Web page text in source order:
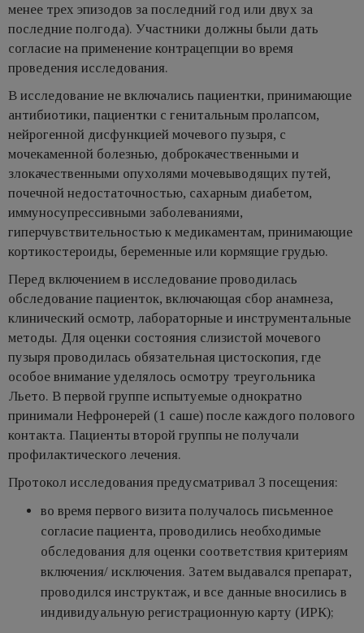
менее трех эпизодов за последний год или двух за
последние полгода). Участники должны были дать
согласие на применение контрацепции во время
проведения исследования.
В исследование не включались пациентки, принимающие
антибиотики, пациентки с генитальным пролапсом,
нейрогенной дисфункцией мочевого пузыря, с
мочекаменной болезнью, доброкачественными и
злокачественными опухолями мочевыводящих путей,
почечной недостаточностью, сахарным диабетом,
иммуносупрессивными заболеваниями,
гиперчувствительностью к медикаментам, принимающие
кортикостероиды, беременные или кормящие грудью.
Перед включением в исследование проводилась
обследование пациенток, включающая сбор анамнеза,
клинический осмотр, лабораторные и инструментальные
методы. Для оценки состояния слизистой мочевого
пузыря проводилась обязательная цистоскопия, где
особое внимание уделялось осмотру треугольника
Льето. В первой группе испытуемые однократно
принимали Нефронерей (1 саше) после каждого полового
контакта. Пациенты второй группы не получали
профилактического лечения.
Протокол исследования предусматривал 3 посещения:
во время первого визита получалось письменное
согласие пациента, проводились необходимые
обследования для оценки соответствия критериям
включения/ исключения. Затем выдавался препарат,
проводился инструктаж, и все данные вносились в
индивидуальную регистрационную карту (ИРК);